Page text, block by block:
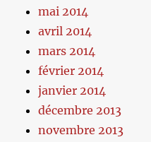
mai 2014
avril 2014
mars 2014
février 2014
janvier 2014
décembre 2013
novembre 2013